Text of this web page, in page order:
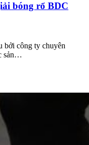
bóng rổ BDC
bởi công ty chuyên
sản…